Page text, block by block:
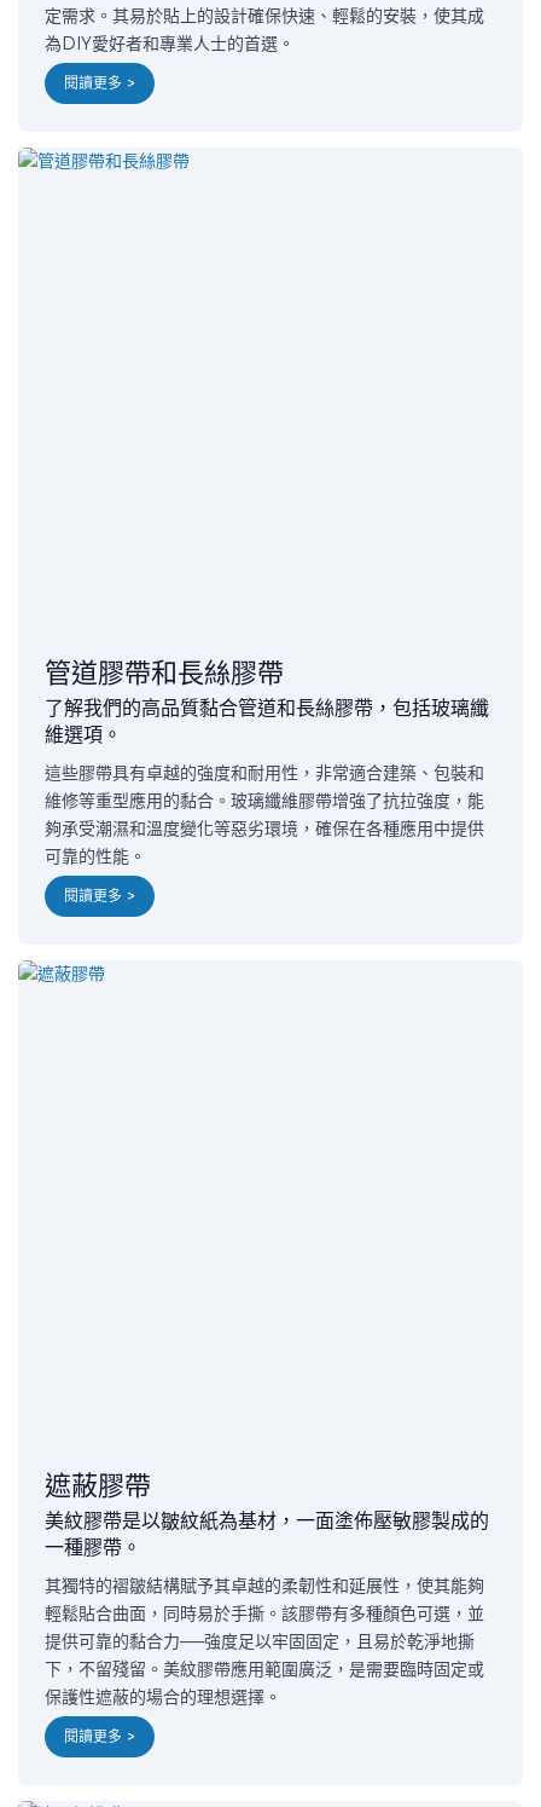
定需求。其易於貼上的設計確保快速、輕鬆的安裝，使其成
為DIY愛好者和專業人士的首選。
閱讀更多 >
管道膠帶和長絲膠帶
了解我們的高品質黏合管道和長絲膠帶，包括玻璃纖
維選項。
這些膠帶具有卓越的強度和耐用性，非常適合建築、包裝和
維修等重型應用的黏合。玻璃纖維膠帶增強了抗拉強度，能
夠承受潮濕和溫度變化等惡劣環境，確保在各種應用中提供
可靠的性能。
閱讀更多 >
遮蔽膠帶
美紋膠帶是以皺紋紙為基材，一面塗佈壓敏膠製成的
一種膠帶。
其獨特的褶皺結構賦予其卓越的柔韌性和延展性，使其能夠
輕鬆貼合曲面，同時易於手撕。該膠帶有多種顏色可選，並
提供可靠的黏合力——強度足以牢固固定，且易於乾淨地撕
下，不留殘留。美紋膠帶應用範圍廣泛，是需要臨時固定或
保護性遮蔽的場合的理想選擇。
閱讀更多 >